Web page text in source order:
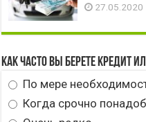
27.05.2020
Как часто вы берете кредит
По мере
Когда срочно